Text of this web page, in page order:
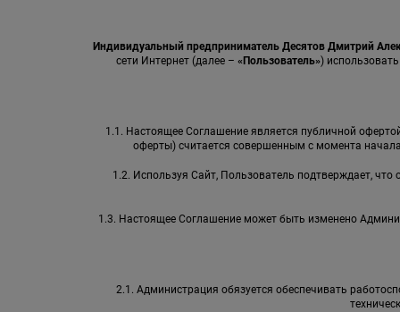
Индивидуальный предприниматель Десятов Дмитрий
сети Интернет (далее – «Пользователь»)
1.1. Настоящее Соглашение является публичной
оферты) считается совершенным с момента
1.2. Используя Сайт, Пользователь подтверждает,
1.3. Настоящее Соглашение может быть изменено
2.1. Администрация обязуется обеспечивать